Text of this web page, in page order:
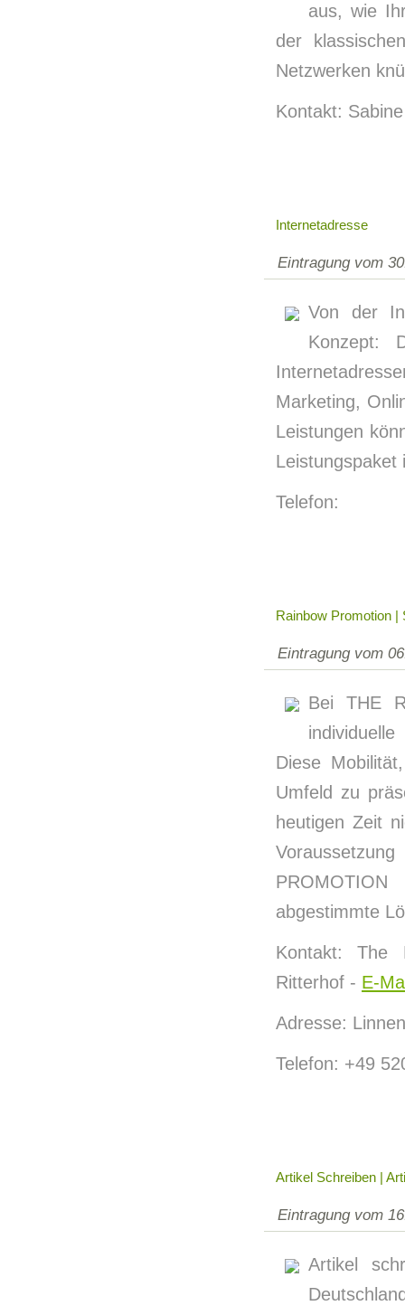
aus, wie
der
Netzwerken
Kontakt:
Internetadresse
Eintragung vom
Von der
Konzept:
Marketing,
Leistungen
Leistungspaket
Telefon:
Rainbow Promotion |
Eintragung vom
Bei THE
Diese
Umfeld zu
heutigen Zeit
abgestimmte
Kontakt: The
Ritterhof - E-
Adresse:
Telefon: +49
Artikel Schreiben |
Eintragung vom
Artikel